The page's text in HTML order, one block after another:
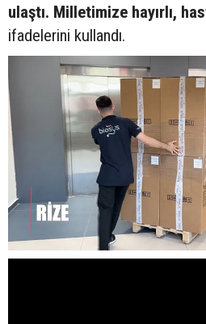
ulaştı. Milletimize hayırlı,
ifadelerini kullandı.